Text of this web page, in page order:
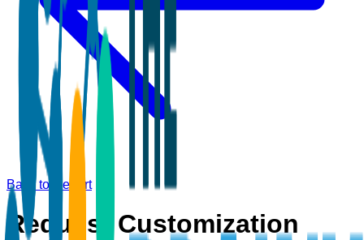
Back to Report
Request Customization